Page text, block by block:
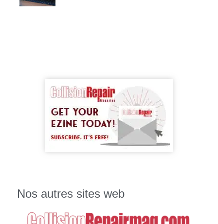
Nos autres sites web